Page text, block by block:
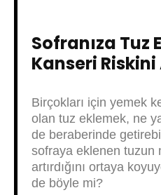
Sofranıza Tuz
Kanseri Riskini
Birçokları için yemek
olan tuz eklemek, ne
de beraberinde
sofraya eklenen tuzun
artırdığını ortaya
de böyle mi?